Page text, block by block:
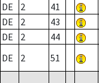
DE
2 41
DE
2 43
DE
2 44
DE
2 51